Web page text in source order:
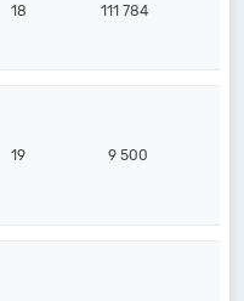
18 111 784
19 9 500